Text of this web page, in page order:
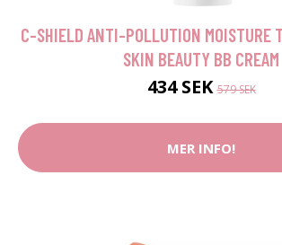
C-SHIELD ANTI-POLLUTION MOISTURE
SKIN BEAUTY BB CREAM
434 SEK579 SEK
MER INFO!